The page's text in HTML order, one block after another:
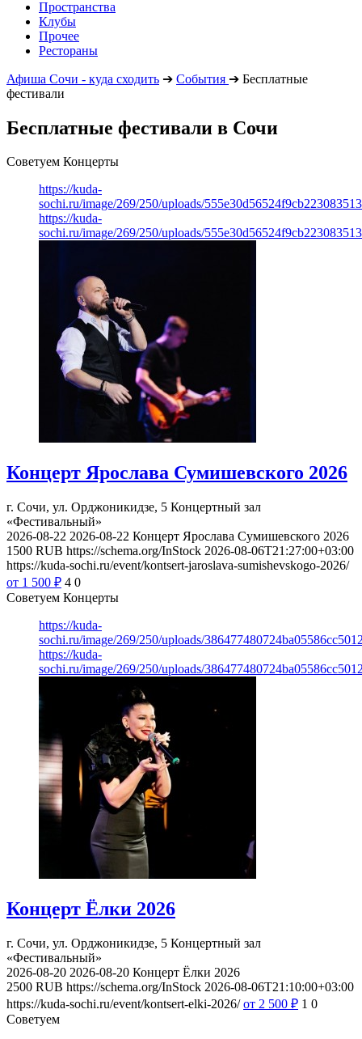
Пространства
Клубы
Прочее
Рестораны
Афиша Сочи - куда сходить ➔ События ➔ Бесплатные
фестивали
Бесплатные фестивали в Сочи
Советуем Концерты
https://kuda-
sochi.ru/image/269/250/uploads/
https://kuda-
sochi.ru/image/269/250/uploads/
Концерт Ярослава Сумишевского 2026
г. Сочи, ул. Орджоникидзе, 5 Концертный зал
«Фестивальный»
2026-08-22 2026-08-22 Концерт Ярослава Сумишевского 2026
1500 RUB https://schema.org/InStock 2026-08-06T21:27:00+03:00
https://kuda-sochi.ru/event/kontsert-jaroslava-sumishevskogo-2026/
от 1 500 ₽ 4 0
Советуем Концерты
https://kuda-
sochi.ru/image/269/250/uploads/
https://kuda-
sochi.ru/image/269/250/uploads/
Концерт Ёлки 2026
г. Сочи, ул. Орджоникидзе, 5 Концертный зал
«Фестивальный»
2026-08-20 2026-08-20 Концерт Ёлки 2026
2500 RUB https://schema.org/InStock 2026-08-06T21:10:00+03:00
https://kuda-sochi.ru/event/kontsert-elki-2026/ от 2 500 ₽ 1 0
Советуем